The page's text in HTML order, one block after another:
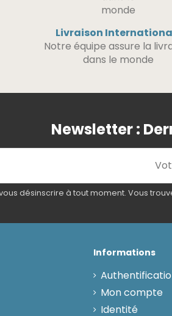
Livraison
Notre équipe assure la
dans le monde
Newsletter :
désinscrire à tout moment. Vous
Informations
Mon compte
Identité